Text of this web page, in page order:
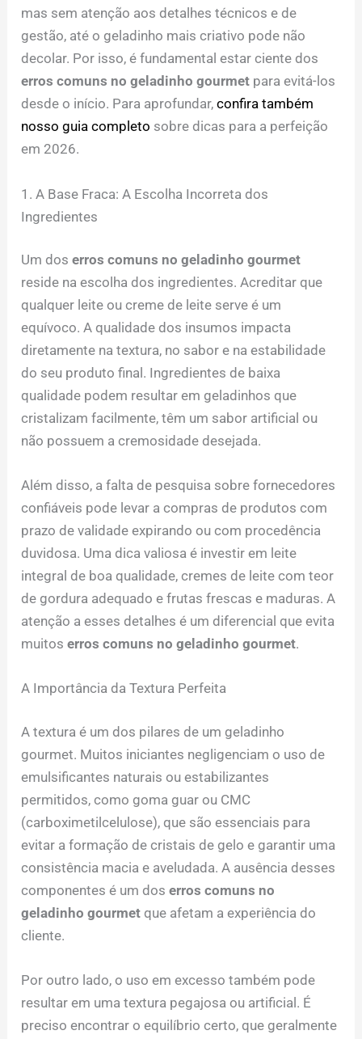
mas sem atenção aos detalhes técnicos e de
gestão, até o geladinho mais criativo pode não
decolar. Por isso, é fundamental estar ciente dos
erros comuns no geladinho gourmet para evitá-los
desde o início. Para aprofundar,confira também
nosso guia completo sobre dicas para a perfeição
em 2026.
1. A Base Fraca: A Escolha Incorreta dos
Ingredientes
Um doserros comuns no geladinho gourmet
reside na escolha dos ingredientes. Acreditar que
qualquer leite ou creme de leite serve é um
equívoco. A qualidade dos insumos impacta
diretamente na textura, no sabor e na estabilidade
do seu produto final. Ingredientes de baixa
qualidade podem resultar em geladinhos que
cristalizam facilmente, têm um sabor artificial ou
não possuem a cremosidade desejada.
Além disso, a falta de pesquisa sobre fornecedores
confiáveis pode levar a compras de produtos com
prazo de validade expirando ou com procedência
duvidosa. Uma dica valiosa é investir em leite
integral de boa qualidade, cremes de leite com teor
de gordura adequado e frutas frescas e maduras. A
atenção a esses detalhes é um diferencial que evita
muitoserros comuns no geladinho gourmet.
A Importância da Textura Perfeita
A textura é um dos pilares de um geladinho
gourmet. Muitos iniciantes negligenciam o uso de
emulsificantes naturais ou estabilizantes
permitidos, como goma guar ou CMC
(carboximetilcelulose), que são essenciais para
evitar a formação de cristais de gelo e garantir uma
consistência macia e aveludada. A ausência desses
componentes é um doserros comuns no
geladinho gourmet que afetam a experiência do
cliente.
Por outro lado, o uso em excesso também pode
resultar em uma textura pegajosa ou artificial. É
preciso encontrar o equilíbrio certo, que geralmente